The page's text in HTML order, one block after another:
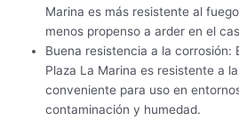
Marina es más resistente al
menos propenso a arder en el
Buena resistencia a la corrosión:
Plaza La Marina es resistente a
conveniente para uso en
contaminación y humedad.